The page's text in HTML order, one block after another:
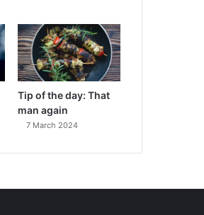
Tip of the day: That
man again
7 March 2024